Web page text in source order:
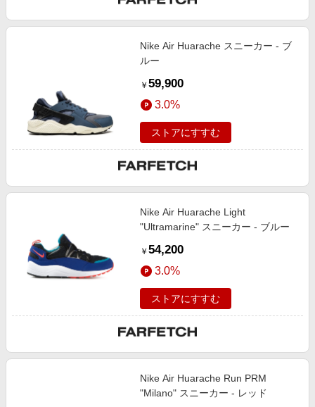
Nike Air Huarache スニーカー - ブ
ルー
￥ 59,900
3.0%
ストアにすすむ
Nike Air Huarache Light
"Ultramarine" スニーカー - ブルー
￥ 54,200
3.0%
ストアにすすむ
Nike Air Huarache Run PRM
"Milano" スニーカー - レッド